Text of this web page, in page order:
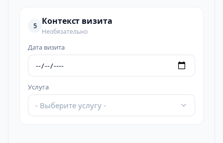
5 Контекст визита
Необязательно
Дата визита
Услуга
- Выберите услугу -